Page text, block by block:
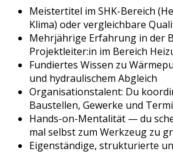
Meistertitel im SHK-Bereich
Klima) oder vergleichbare
Mehrjährige Erfahrung in der
Projektleiter:in im Bereich
Fundiertes Wissen zu
und hydraulischem Abgleich
Organisationstalent: Du
Baustellen, Gewerke und
Hands-on-Mentalität — du
mal selbst zum Werkzeug zu
Eigenständige, strukturierte